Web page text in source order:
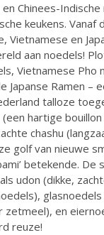
Chinees-
keukens. Vanaf
en
aan noedels!
Vietnamese Pho
Japanse Ramen –
talloze
hartige
chashu
golf van nieuwe
betekende. De
udon (dikke,
zetmeel), en
reuze!